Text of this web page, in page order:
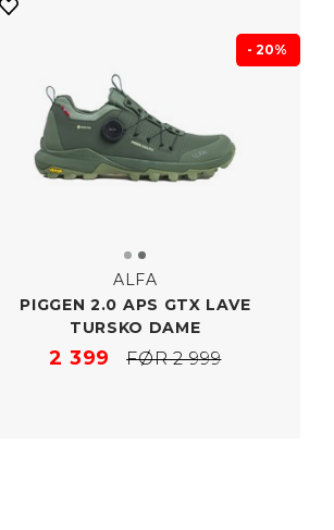
- 20%
ALFA
PIGGEN 2.0 APS GTX LAVE
TURSKO DAME
2 399 FØR 2 999